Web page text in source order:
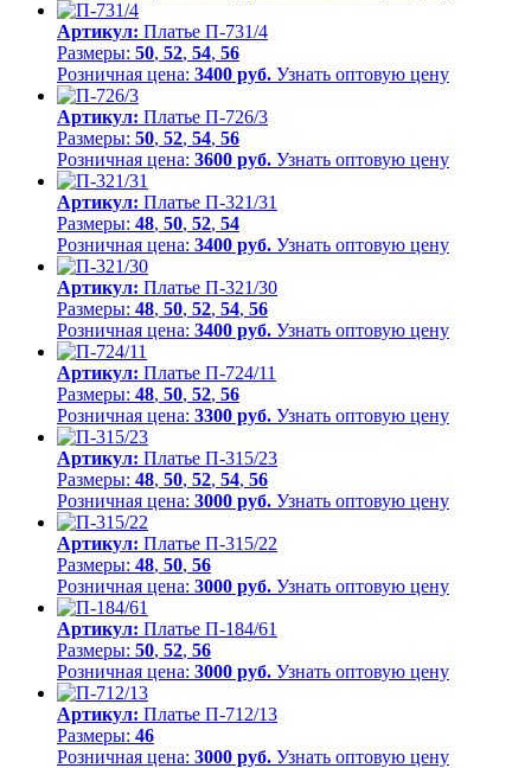
Артикул: Платье П-731/4
Размеры: 50, 52, 54, 56
Розничная цена: 3400 руб. Узнать оптовую цену
Артикул: Платье П-726/3
Размеры: 50, 52, 54, 56
Розничная цена: 3600 руб. Узнать оптовую цену
Артикул: Платье П-321/31
Размеры: 48, 50, 52, 54
Розничная цена: 3400 руб. Узнать оптовую цену
Артикул: Платье П-321/30
Размеры: 48, 50, 52, 54, 56
Розничная цена: 3400 руб. Узнать оптовую цену
Артикул: Платье П-724/11
Размеры: 48, 50, 52, 56
Розничная цена: 3300 руб. Узнать оптовую цену
Артикул: Платье П-315/23
Размеры: 48, 50, 52, 54, 56
Розничная цена: 3000 руб. Узнать оптовую цену
Артикул: Платье П-315/22
Размеры: 48, 50, 56
Розничная цена: 3000 руб. Узнать оптовую цену
Артикул: Платье П-184/61
Размеры: 50, 52, 56
Розничная цена: 3000 руб. Узнать оптовую цену
Артикул: Платье П-712/13
Размеры: 46
Розничная цена: 3000 руб. Узнать оптовую цену